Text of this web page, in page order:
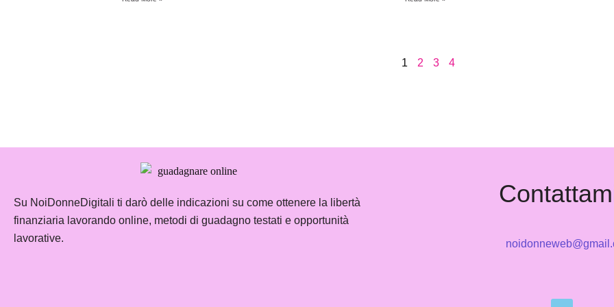
1 2 3 4
Su NoiDonneDigitali ti darò delle indicazioni su come ottenere la libertà
finanziaria lavorando online, metodi di guadagno testati e opportunità
lavorative.